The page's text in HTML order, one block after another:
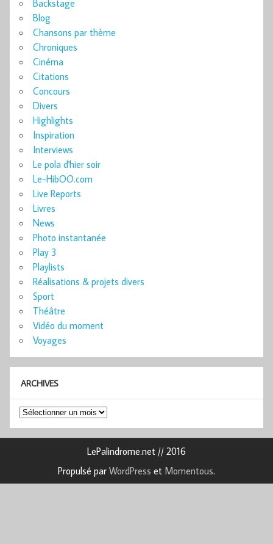
Backstage
Blog
Chansons par thème
Chroniques
Cinéma
Citations
Concours
Divers
Highlights
Inspiration
Interviews
Le pola d'hier soir
Le-HibOO.com
Live Reports
Livres
News
Photo instantanée
Play 3
Playlists
Réalisations & projets divers
Sport
Théâtre
Vidéo du moment
Voyages
ARCHIVES
Archives
LePalindrome.net // 2016
Propulsé par WordPress et Momentous.